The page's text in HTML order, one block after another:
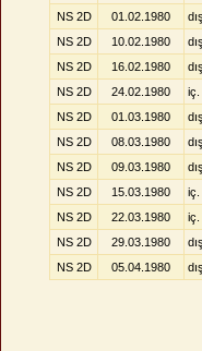
NS 2D
01.02.1980
NS 2D
10.02.1980
NS 2D
16.02.1980
NS 2D
24.02.1980 iç.
NS 2D
01.03.1980
NS 2D
08.03.1980
NS 2D
09.03.1980
NS 2D
15.03.1980 iç.
NS 2D
22.03.1980 iç.
NS 2D
29.03.1980
NS 2D
05.04.1980